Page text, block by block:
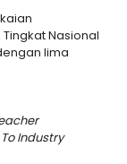
Nasional
lima
Industry